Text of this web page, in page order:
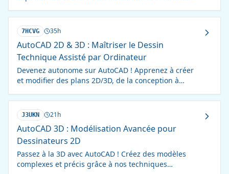
7HCVG 35h
AutoCAD 2D & 3D : Maîtriser le Dessin
Technique Assisté par Ordinateur
Devenez autonome sur AutoCAD ! Apprenez à créer
et modifier des plans 2D/3D, de la conception à
J3UKN 21h
AutoCAD 3D : Modélisation Avancée pour
Dessinateurs 2D
Passez à la 3D avec AutoCAD ! Créez des modèles
complexes et précis grâce à nos techniques